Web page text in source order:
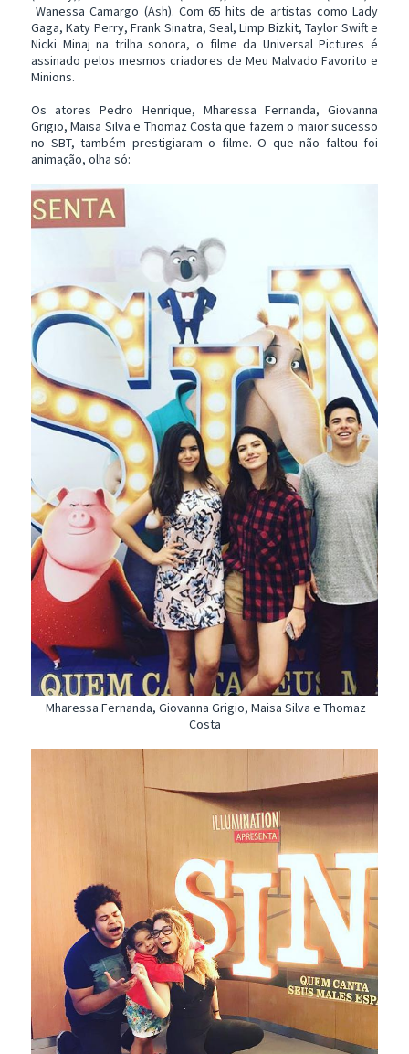
Wanessa Camargo (Ash). Com 65 hits de artistas como Lady
Gaga, Katy Perry, Frank Sinatra, Seal, Limp Bizkit, Taylor Swift e
Nicki Minaj na trilha sonora, o filme da Universal Pictures é
assinado pelos mesmos criadores de Meu Malvado Favorito e
Minions.
Os atores Pedro Henrique, Mharessa Fernanda, Giovanna
Grigio, Maisa Silva e Thomaz Costa que fazem o maior sucesso
no SBT, também prestigiaram o filme. O que não faltou foi
animação, olha só:
Mharessa Fernanda, Giovanna Grigio, Maisa Silva e Thomaz
Costa